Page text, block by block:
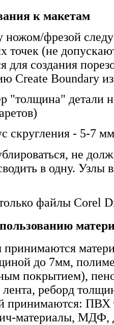
к макетам
ножом/фрезой
точек (не
для создания
Create Boundary
"толщина" детали
скругления - 5-7
не
в одну.
файлы Corel
принимаются
до 7мм,
покрытием),
реборд
принимаются:
материалы,